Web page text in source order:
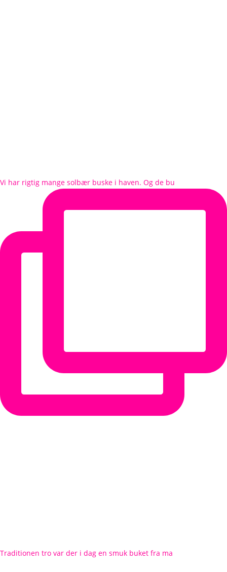
Vi har rigtig mange solbær buske i haven. Og de bu
Traditionen tro var der i dag en smuk buket fra ma